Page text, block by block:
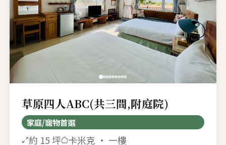
草原四人ABC(共三間,附庭院)
家庭/寵物首選
約 15 坪 卡米克 · 一樓